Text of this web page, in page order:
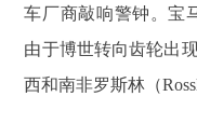
车厂商敲响警钟。宝
由于博世转向齿轮出
西和南非罗斯林（